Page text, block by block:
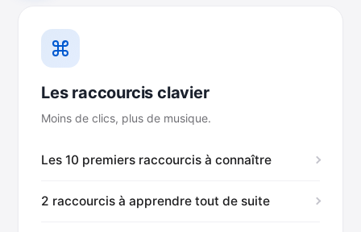
Les raccourcis clavier
Moins de clics, plus de musique.
Les 10 premiers raccourcis à connaître
2 raccourcis à apprendre tout de suite